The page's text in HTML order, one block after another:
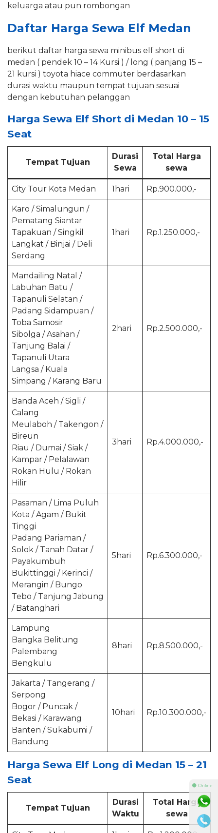
keluarga atau pun rombongan
Daftar Harga Sewa Elf Medan
berikut daftar harga sewa minibus elf short di
medan ( pendek 10 – 14 Kursi ) / long ( panjang 15 –
21 kursi ) toyota hiace commuter berdasarkan
durasi waktu maupun tempat tujuan sesuai
dengan kebutuhan pelanggan
Harga Sewa Elf Short di Medan 10 – 15
Seat
Tempat Tujuan
Durasi
Sewa
Total Harga
sewa
City Tour Kota Medan 1hari Rp.900.000,-
Karo / Simalungun /
Pematang Siantar
Tapakuan / Singkil
Langkat / Binjai / Deli
Serdang
1hari Rp.1.250.000,-
Mandailing Natal /
Labuhan Batu /
Tapanuli Selatan /
Padang Sidampuan /
Toba Samosir
Sibolga / Asahan /
Tanjung Balai /
Tapanuli Utara
Langsa / Kuala
Simpang / Karang Baru
2hari Rp.2.500.000,-
Banda Aceh / Sigli /
Calang
Meulaboh / Takengon /
Bireun
Riau / Dumai / Siak /
Kampar / Pelalawan
Rokan Hulu / Rokan
Hilir
3hari Rp.4.000.000,-
Pasaman / Lima Puluh
Kota / Agam / Bukit
Tinggi
Padang Pariaman /
Solok / Tanah Datar /
Payakumbuh
Bukittinggi / Kerinci /
Merangin / Bungo
Tebo / Tanjung Jabung
/ Batanghari
5hari Rp.6.300.000,-
Lampung
Bangka Belitung
Palembang
Bengkulu
8hari Rp.8.500.000,-
Jakarta / Tangerang /
Serpong
Bogor / Puncak /
Bekasi / Karawang
Banten / Sukabumi /
Bandung
10hari Rp.10.300.000,-
Harga Sewa Elf Long di Medan 15 – 21
Seat
Tempat Tujuan
Durasi
Waktu
Total Harga
sewa
⚫ Online